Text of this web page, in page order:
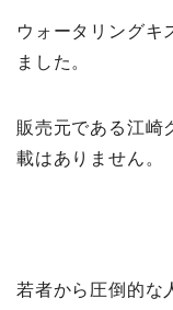
ウォータリングキ
ました。
販売元である江崎
載はありません。
若者から圧倒的な